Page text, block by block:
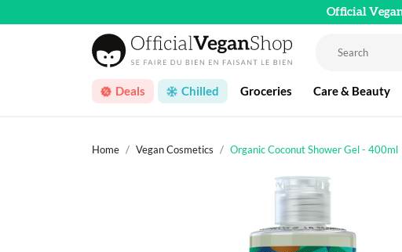
Official
Deals Chilled Groceries Care & Beauty
Home Vegan Cosmetics Organic Coconut Shower Gel - 400ml